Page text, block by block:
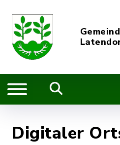
Digitaler